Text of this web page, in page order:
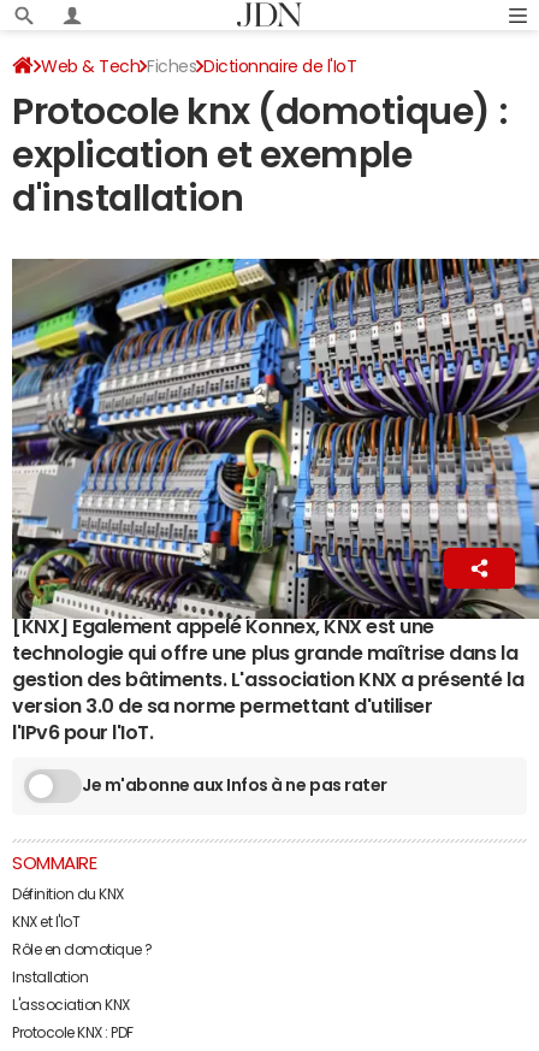
Web & Tech Fiches Dictionnaire de l'IoT
Protocole knx (domotique) :
explication et exemple
d'installation
La Rédaction
13 mai 2022 11:39
[KNX] Egalement appelé Konnex, KNX est une
technologie qui offre une plus grande maîtrise dans la
gestion des bâtiments. L'association KNX a présenté la
version 3.0 de sa norme permettant d'utiliser
l'IPv6 pour l'IoT.
Je m'abonne aux Infos à ne pas rater
SOMMAIRE
Définition du KNX
KNX et l'IoT
Rôle en domotique ?
Installation
L'association KNX
Protocole KNX : PDF